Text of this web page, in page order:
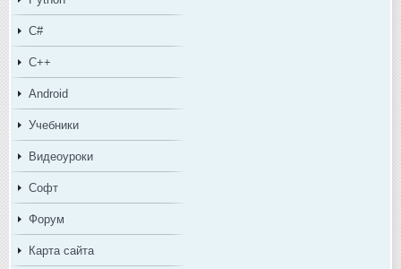
C#
C++
Android
Учебники
Видеоуроки
Софт
Форум
Карта сайта